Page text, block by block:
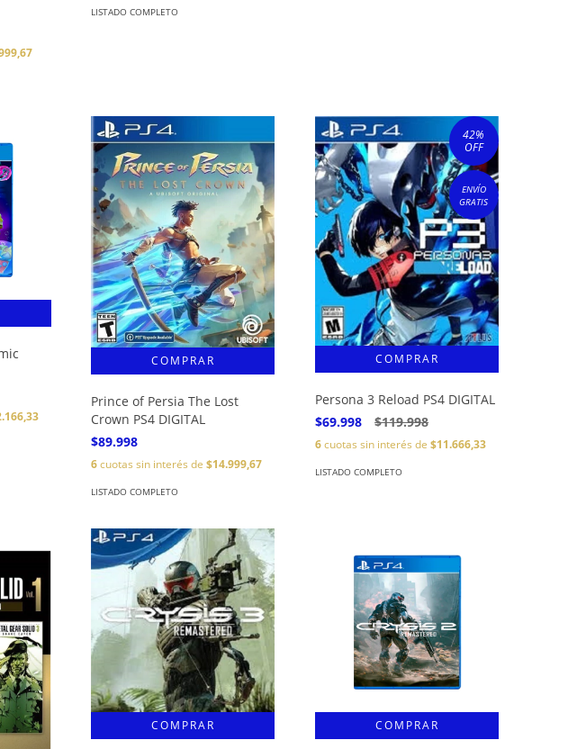
LISTADO COMPLETO
Prince of Persia The Lost
Crown PS4 DIGITAL
$89.998
6cuotas sin interés de$14.999,67
LISTADO COMPLETO
42%
OFF
ENVÍO
GRATIS
Persona 3 Reload PS4 DIGITAL
$69.998
$119.998
6cuotas sin interés de$11.666,33
LISTADO COMPLETO